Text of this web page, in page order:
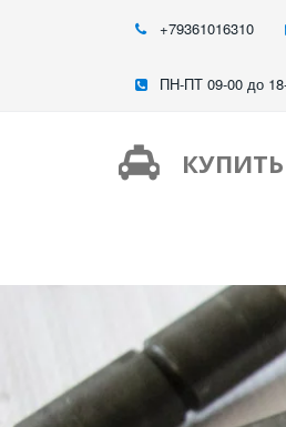
+79361016310
ПН-ПТ 09-00 до